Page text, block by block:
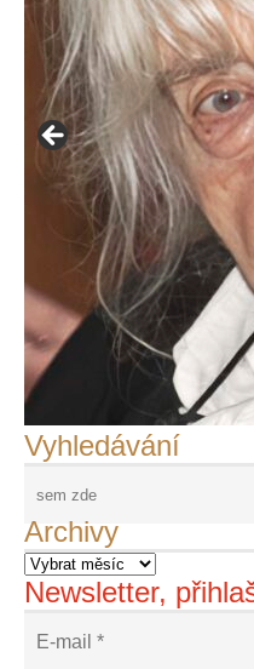
František Skála - film
Adriena Šimotová
Richard Štipl v Benátkách
Langweiluv model v
Japanolog Petr Geisler,
©Frank Kortan,Yellow
Nové Svatovítské
Vyhledávání
Archivy
Newsletter,